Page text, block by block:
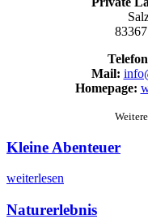
Mail:
Homepage:
Weitere
Kleine Abenteuer
weiterlesen
Naturerlebnis